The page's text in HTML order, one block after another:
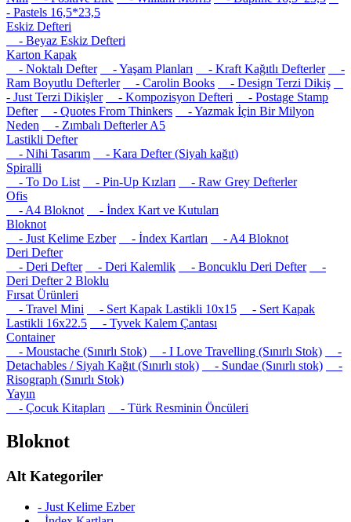
- Pastels 16,5*23,5
Eskiz Defteri
- Beyaz Eskiz Defteri
Karton Kapak
- Noktalı Defter
- Yaşam Planları - Kraft Kağıtlı Defterler
-
Ram Boyutlu Defterler
- Carolin Books
- Design Terzi Dikiş
- Just Terzi Dikişler
- Kompozisyon Defteri
- Postage Stamp
Defter
- Quotes From Thinkers
- Yazmak İçin Bir Milyon
Neden
- Zımbalı Defterler A5
Lastikli Defter
- Nihi Tasarım
- Kara Defter (Siyah kağıt)
Spiralli
- To Do List
- Pin-Up Kızları
- Raw Grey Defterler
Ofis
- A4 Bloknot
- İndex Kart ve Kutuları
Bloknot
- Just Kelime Ezber
- İndex Kartları
- A4 Bloknot
Deri Defter
- Deri Defter
- Deri Kalemlik - Boncuklu Deri Defter
-
Deri Defter 2 Bloklu
Fırsat Ürünleri
- Travel Mini
- Sert Kapak Lastikli 10x15
- Sert Kapak
Lastikli 16x22.5
- Tyvek Kalem Çantası
Container
- Moustache (Sınırlı Stok)
- I Love Travelling (Sınırlı Stok)
-
Detachables / Siyah Kağıt (Sınırlı stok)
- Sundae (Sınırlı stok)
-
Risograph (Sınırlı Stok)
Yayın
- Çocuk Kitapları
- Türk Resminin Öncüleri
Bloknot
Alt Kategoriler
- Just Kelime Ezber